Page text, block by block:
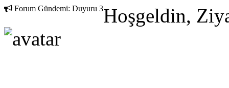
Forum Gündemi: Duyuru 3Hoşgeldin,